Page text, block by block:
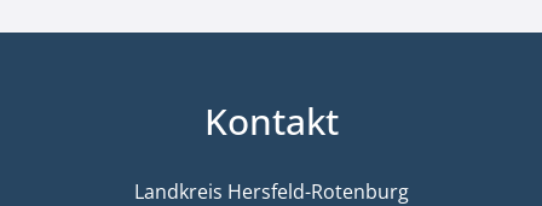
Kontakt
Landkreis Hersfeld-Rotenburg